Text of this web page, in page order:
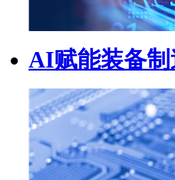
AI赋能装备